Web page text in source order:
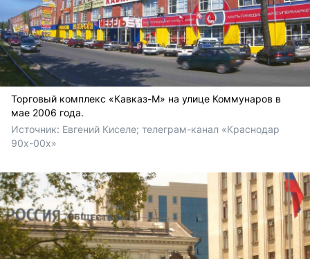
Торговый комплекс «Кавказ-М» на улице Коммунаров в
мае 2006 года.
Источник: Евгений Киселе; телеграм-канал «Краснодар
90х-00х»